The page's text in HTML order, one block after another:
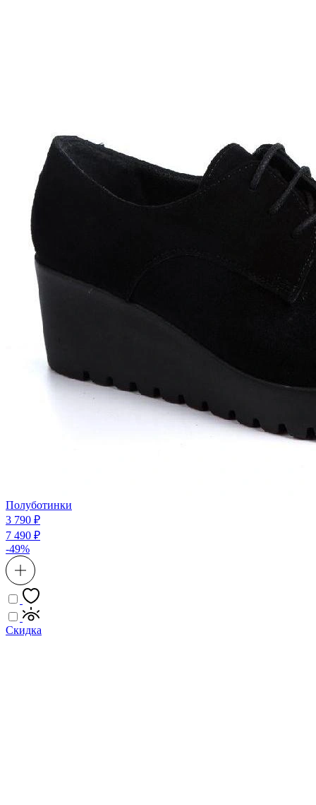
Полуботинки
3 790 ₽
7 490 ₽
-49%
Скидка